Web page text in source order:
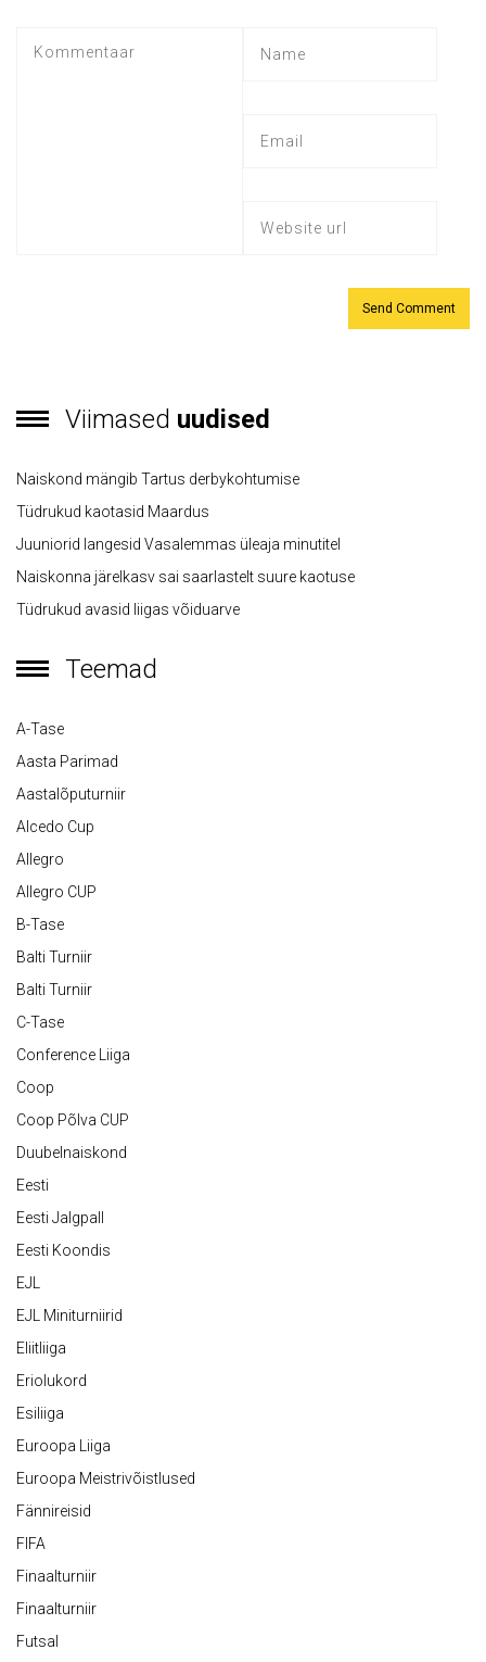
Viimased uudised
Naiskond mängib Tartus derbykohtumise
Tüdrukud kaotasid Maardus
Juuniorid langesid Vasalemmas üleaja minutitel
Naiskonna järelkasv sai saarlastelt suure kaotuse
Tüdrukud avasid liigas võiduarve
Teemad
A-Tase
Aasta Parimad
Aastalõputurniir
Alcedo Cup
Allegro
Allegro CUP
B-Tase
Balti Turniir
Balti Turniir
C-Tase
Conference Liiga
Coop
Coop Põlva CUP
Duubelnaiskond
Eesti
Eesti Jalgpall
Eesti Koondis
EJL
EJL Miniturniirid
Eliitliiga
Eriolukord
Esiliiga
Euroopa Liiga
Euroopa Meistrivõistlused
Fännireisid
FIFA
Finaalturniir
Finaalturniir
Futsal